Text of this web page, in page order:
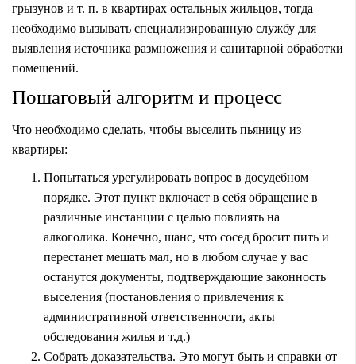
грызунов и т. п. в квартирах остальных жильцов, тогда
необходимо вызывать специализированную службу для
выявления источника размножения и санитарной обработки
помещений.
Пошаговый алгоритм и процесс
Что необходимо сделать, чтобы выселить пьяницу из
квартиры:
Попытаться урегулировать вопрос в досудебном
порядке. Этот пункт включает в себя обращение в
различные инстанции с целью повлиять на
алкоголика. Конечно, шанс, что сосед бросит пить и
перестанет мешать мал, но в любом случае у вас
останутся документы, подтверждающие законность
выселения (постановления о привлечения к
административной ответственности, акты
обследования жилья и т.д.)
Собрать доказательства. Это могут быть и справки от